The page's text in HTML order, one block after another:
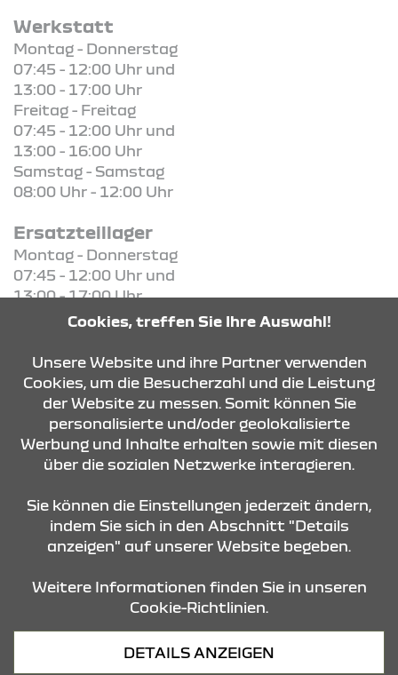
Werkstatt
Montag - Donnerstag
07:45 - 12:00 Uhr und
13:00 - 17:00 Uhr
Freitag - Freitag
07:45 - 12:00 Uhr und
13:00 - 16:00 Uhr
Samstag - Samstag
08:00 Uhr - 12:00 Uhr
Ersatzteillager
Montag - Donnerstag
07:45 - 12:00 Uhr und
13:00 - 17:00 Uhr
Freitag - Freitag
13:00 - 16:00 Uhr
KONTAKT & ANFAHRT
Datenschutz
Cookies, treffen Sie Ihre Auswahl!
Unsere Website und ihre Partner verwenden
Cookies, um die Besucherzahl und die Leistung
der Website zu messen. Somit können Sie
personalisierte und/oder geolokalisierte
Werbung und Inhalte erhalten sowie mit diesen
über die sozialen Netzwerke interagieren.
Sie können die Einstellungen jederzeit ändern,
indem Sie sich in den Abschnitt "Details
anzeigen" auf unserer Website begeben.
Weitere Informationen finden Sie in unseren
Cookie-Richtlinien.
DETAILS ANZEIGEN